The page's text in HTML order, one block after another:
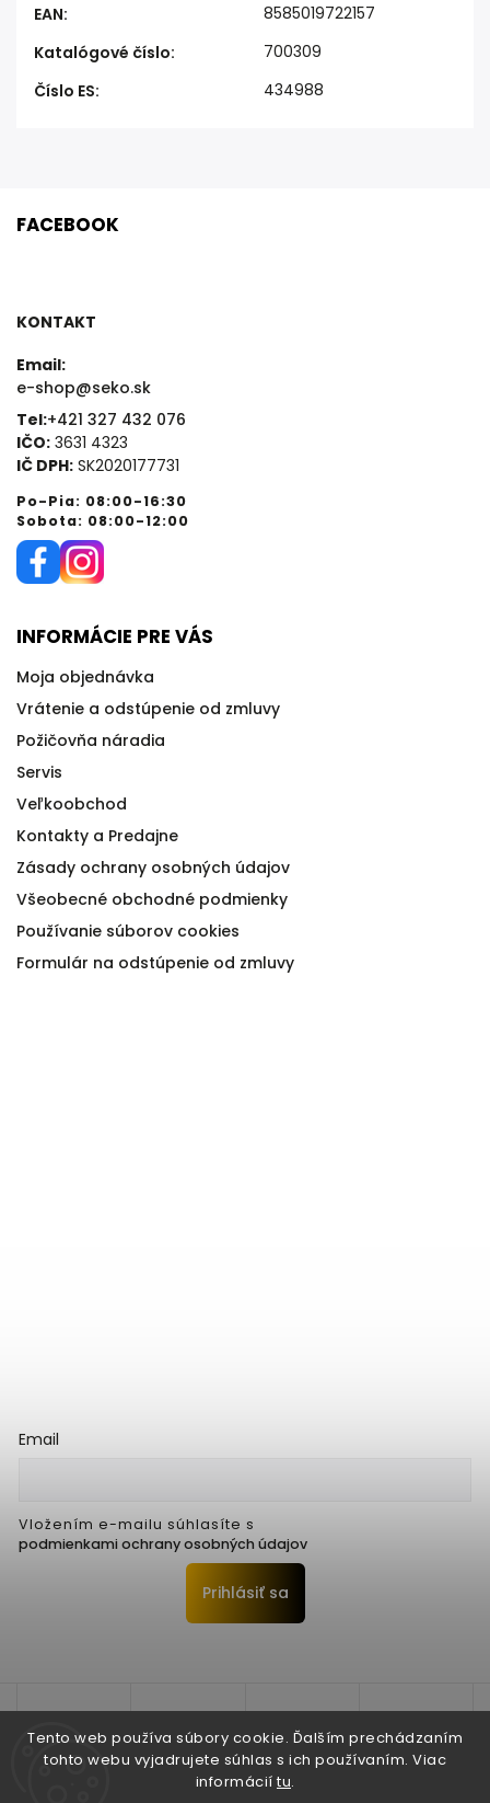
Tento web používa súbory cookie. Ďalším prechádzaním
tohto webu vyjadrujete súhlas s ich používaním. Viac
informácií tu.
EAN:
8585019722157
Katalógové číslo:
700309
Číslo ES: 434988
FACEBOOK
KONTAKT
Email:
e-shop@seko.sk
Tel:+421 327 432 076
IČO: 3631 4323
IČ DPH: SK2020177731
Po-Pia: 08:00-16:30
Sobota: 08:00-12:00
INFORMÁCIE PRE VÁS
Moja objednávka
Vrátenie a odstúpenie od zmluvy
Požičovňa náradia
Servis
Veľkoobchod
Kontakty a Predajne
Zásady ochrany osobných údajov
Všeobecné obchodné podmienky
Používanie súborov cookies
Formulár na odstúpenie od zmluvy
Email
Vložením e-mailu súhlasíte s
podmienkami ochrany osobných údajov
Prihlásiť sa